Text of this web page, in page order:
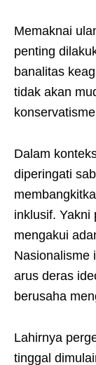
Memaknai
penting
banalitas
tidak akan
Dalam
diperingati
inklusif. Yakni
mengakui
Nasionalisme
arus deras
berusaha
Lahirnya
tinggal